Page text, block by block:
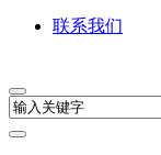
联系我们